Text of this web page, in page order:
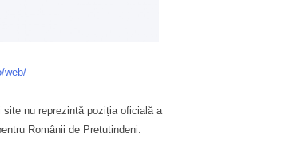
web/
site nu reprezintă poziția oficială a
Românii de Pretutindeni.